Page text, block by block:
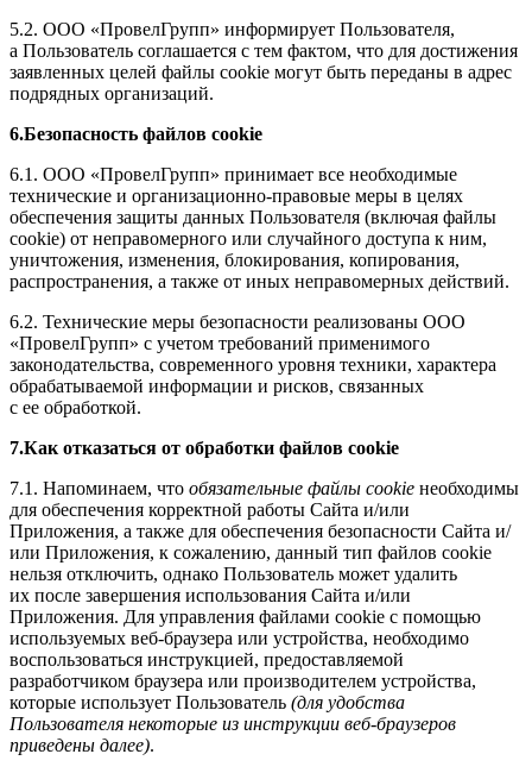
5.2. ООО «ПровелГрупп» информирует Пользователя,
а Пользователь соглашается с тем фактом, что для достижения
заявленных целей файлы cookie могут быть переданы в адрес
подрядных организаций.
6.Безопасность файлов cookie
6.1. ООО «ПровелГрупп» принимает все необходимые
технические и организационно-правовые меры в целях
обеспечения защиты данных Пользователя (включая файлы
cookie) от неправомерного или случайного доступа к ним,
уничтожения, изменения, блокирования, копирования,
распространения, а также от иных неправомерных действий.
6.2. Технические меры безопасности реализованы ООО
«ПровелГрупп» с учетом требований применимого
законодательства, современного уровня техники, характера
обрабатываемой информации и рисков, связанных
с ее обработкой.
7.Как отказаться от обработки файлов cookie
7.1. Напоминаем, что обязательные файлы cookie необходимы
для обеспечения корректной работы Сайта и/или
Приложения, а также для обеспечения безопасности Сайта и/
или Приложения, к сожалению, данный тип файлов cookie
нельзя отключить, однако Пользователь может удалить
их после завершения использования Сайта и/или
Приложения. Для управления файлами cookie с помощью
используемых веб-браузера или устройства, необходимо
воспользоваться инструкцией, предоставляемой
разработчиком браузера или производителем устройства,
которые использует Пользователь (для удобства
Пользователя некоторые из инструкции веб-браузеров
приведены далее).